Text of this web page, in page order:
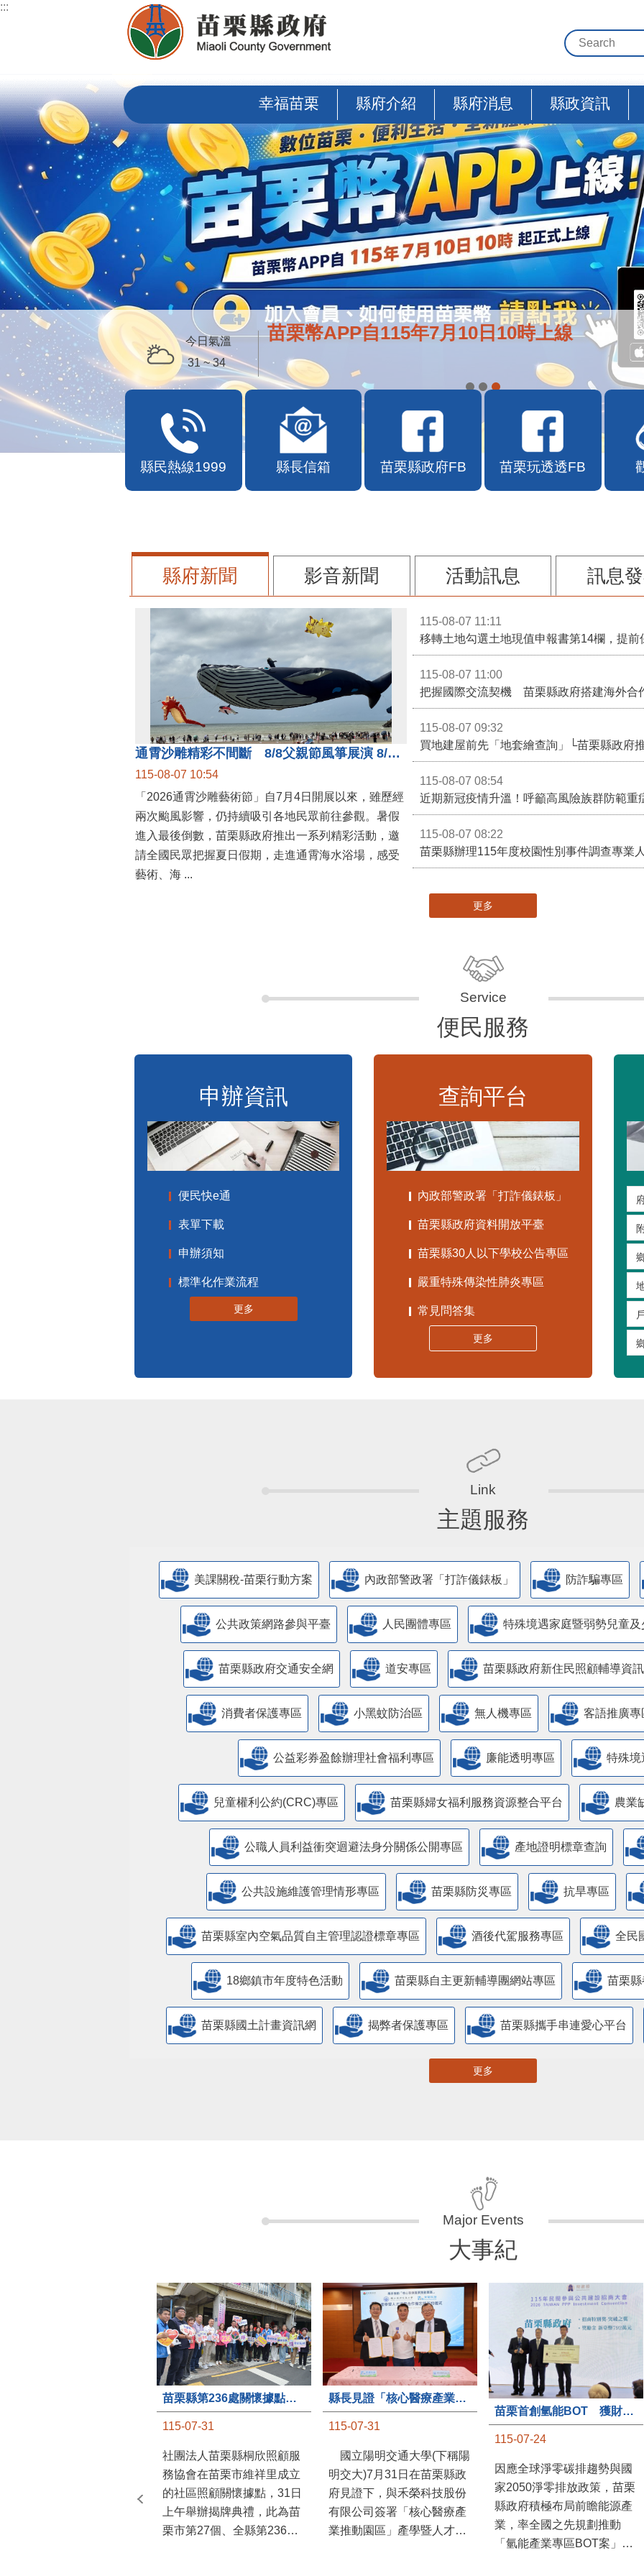
跳到主要內容區塊
:::
幸福苗栗 縣府介紹 縣府消息 縣政資訊
苗栗幣APP自115年7月10日10時上線
今日氣溫
31 ~ 34
縣民熱線1999 縣長信箱 苗栗縣政府FB 苗栗玩透透FB
縣府新聞 影音新聞 活動訊息 訊息
通霄沙雕精彩不間斷 8/8父親節風箏展演 8/16情人節66對浪漫挑戰送好禮
115-08-07 10:54
「2026通霄沙雕藝術節」自7月4日開展以來，雖歷經
兩次颱風影響，仍持續吸引各地民眾前往參觀。暑假
進入最後倒數，苗栗縣政府推出一系列精彩活動，邀
請全國民眾把握夏日假期，走進通霄海水浴場，感受
藝術、海 ...
115-08-07 11:11
移轉土地勾選土地現值申報書第14欄，提前
115-08-07 11:00
115-08-07 09:32
買地建屋前先「地套繪查詢」└苗栗縣政府
115-08-07 08:54
近期新冠疫情升溫！呼籲高風險族群防範重
115-08-07 08:22
更多
便民服務
申辦資訊
便民快e通
表單下載
申辦須知
標準化作業流程
更多
查詢平台
內政部警政署「打詐儀錶板」
苗栗縣政府資料開放平臺
苗栗縣30人以下學校公告專區
嚴重特殊傳染性肺炎專區
常見問答集
更多
主題服務
美課關稅-苗栗行動方案 內政部警政署「打詐儀錶板」 防詐騙專區
公共政策網路參與平臺 人民團體專區 特殊境遇家庭暨弱勢兒童
苗栗縣政府交通安全網 道安專區 苗栗縣政府新住民照顧輔導資
消費者保護專區 小黑蚊防治區 無人機專區 客語推廣專
公益彩券盈餘辦理社會福利專區 廉能透明專區 特殊境
兒童權利公約(CRC)專區 苗栗縣婦女福利服務資源整合平台 農業
公職人員利益衝突迴避法身分關係公開專區 產地證明標章查詢
​公共設施維護管理情形專區 苗栗縣防災專區 抗旱專區
苗栗縣室內空氣品質自主管理認證標章專區 酒後代駕服務專區 全民
18鄉鎮市年度特色活動 苗栗縣自主更新輔導團網站專區 苗栗
苗栗縣國土計畫資訊網 揭弊者保護專區 苗栗縣攜手串連愛心平台
更多
大事紀
苗栗縣第236處關懷據點在苗栗市維祥里揭牌
115-07-31
社團法人苗栗縣桐欣照顧服
務協會在苗栗市維祥里成立
的社區照顧關懷據點，31日
上午舉辦揭牌典禮，此為苗
栗市第27個、全縣第236處
縣長見證「核心醫療產業推動園區」產學合作簽約儀式
115-07-31
國立陽明交通大學(下稱陽
明交大)7月31日在苗栗縣政
府見證下，與禾榮科技股份
有限公司簽署「核心醫療產
業推動園區」產學暨人才培
苗栗首創氫能BOT 獲財政部「突破之翼」肯定
115-07-24
因應全球淨零碳排趨勢與國
家2050淨零排放政策，苗栗
縣政府積極布局前瞻能源產
業，率全國之先規劃推動
「氫能產業專區BOT案」，